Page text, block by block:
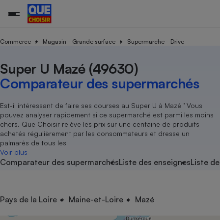
Commerce Magasin - Grande surface Supermarché - Drive
Super U Mazé (49630)
Comparateur des supermarchés
Est-il intéressant de faire ses courses au Super U à Mazé ’ Vous
pouvez analyser rapidement si ce supermarché est parmi les moins
chers. Que Choisir relève les prix sur une centaine de produits
achetés régulièrement par les consommateurs et dresse un
palmarès de tous les
Voir plus
Comparateur des supermarchésListe des enseignesListe
Pays de la Loire Maine-et-Loire Mazé
Nutrition
Assurance auto
Magasin - Grande surface
Méthode de vente -
Organismes de défense
Système judiciairegratuit
Déchet
Achat - Vente - Travaux
Location
Sport
électrique
Démarche administrative
Senior
Service marchand
Train
Transport aérien
Toutes les actualités
Enquêtes
Guides d'achat
Conseils
Brèves
Tous les services
Soumettre un litige
Lettres types
Rencontrer une association locale
Tous nos combats
Nos actions
Nos grandes victoires
Les billets de la présidente
Nos associations locales
Nous rejoindre
En savoir plus sur Que Choisir Ensemble
?
L’association
Nos missions
Notre méthodologie
Notre financement
Nos partenaires
Nous rejoindre